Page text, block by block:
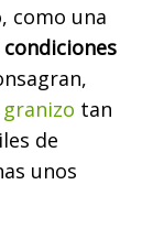
como una
condiciones
tan
de
unos